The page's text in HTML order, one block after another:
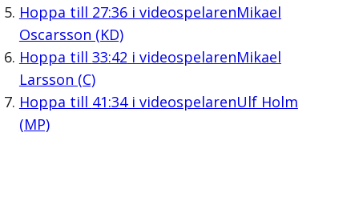
Hoppa till 27:36i videospelarenMikael
Oscarsson (KD)
Hoppa till 33:42 i videospelarenMikael
Larsson (C)
Hoppa till 41:34i videospelarenUlf Holm
(MP)